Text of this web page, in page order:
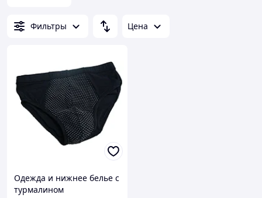
Фильтры
Цена
Одежда и нижнее белье с
турмалином